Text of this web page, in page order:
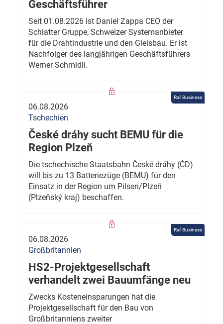
Geschäftsführer
Seit 01.08.2026 ist Daniel Zappa CEO der
Schlatter Gruppe, Schweizer Systemanbieter
für die Drahtindustrie und den Gleisbau. Er ist
Nachfolger des langjährigen Geschäftsführers
Werner Schmidli.
Rail Business
06.08.2026
Tschechien
České dráhy sucht BEMU für die
Region Plzeň
Die tschechische Staatsbahn České dráhy (ČD)
will bis zu 13 Batteriezüge (BEMU) für den
Einsatz in der Region um Pilsen/Plzeň
(Plzeňský kraj) beschaffen.
Rail Business
06.08.2026
Großbritannien
HS2-Projektgesellschaft
verhandelt zwei Bauumfänge neu
Zwecks Kosteneinsparungen hat die
Projektgesellschaft für den Bau von
Großbritanniens zweiter